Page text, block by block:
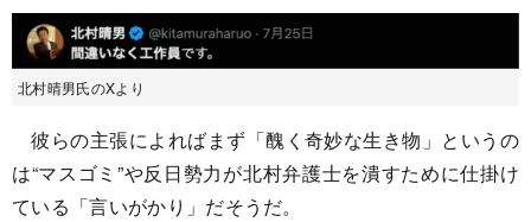
北村晴男氏のXより
彼らの主張によればまず「醜く奇妙な生き物」というの
は“マスゴミ”や反日勢力が北村弁護士を潰すために仕掛け
ている「言いがかり」だそうだ。